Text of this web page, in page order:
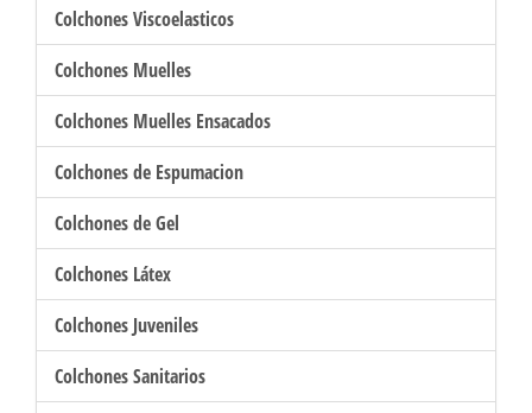
Colchones Viscoelasticos
Colchones Muelles
Colchones Muelles Ensacados
Colchones de Espumacion
Colchones de Gel
Colchones Látex
Colchones Juveniles
Colchones Sanitarios